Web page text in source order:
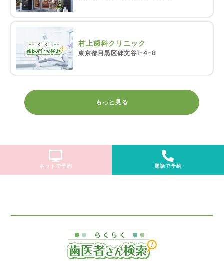
村上歯科クリニック
東京都目黒区碑文谷1-4-8
もっと見る
ネットで予約 電話で予約